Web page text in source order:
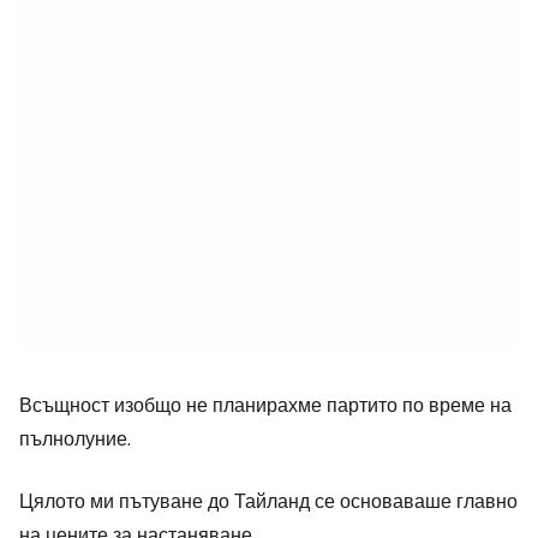
Всъщност изобщо не планирахме партито по време на
пълнолуние.
Цялото ми пътуване до Тайланд се основаваше главно